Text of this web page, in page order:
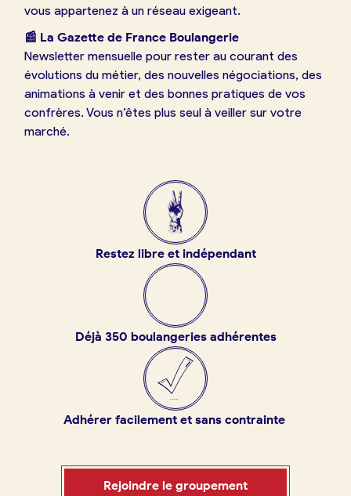
vous appartenez à un réseau exigeant.
📰 La Gazette de France Boulangerie
Newsletter mensuelle pour rester au courant des
évolutions du métier, des nouvelles négociations, des
animations à venir et des bonnes pratiques de vos
confrères. Vous n’êtes plus seul à veiller sur votre
marché.
Restez libre et indépendant
Déjà 350 boulangeries adhérentes
Adhérer facilement et sans contrainte
Rejoindre le groupement